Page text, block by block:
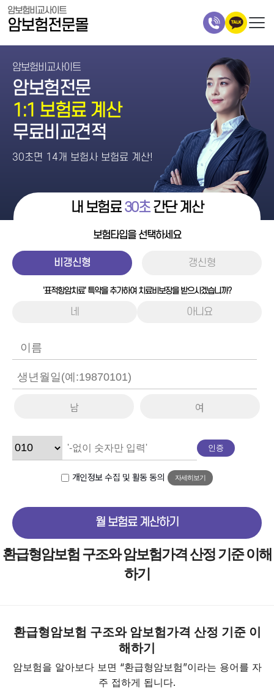
암보험비교사이트
암보험전문몰
암보험비교사이트
암보험전문
1:1 보험료 계산
무료비교견적
30초면 14개 보험사 보험료 계산!
내 보험료30초간단 계산
보험타입을 선택하세요
비갱신형 갱신형
'표적항암치료' 특약을 추가하여 치료비보장을 받으시겠습니까?
네 아니요
남 여
인증
개인정보 수집 및 활동 동의 자세히보기
월 보험료 계산하기
환급형암보험 구조와 암보험가격 산정 기준 이해
하기
환급형암보험 구조와 암보험가격 산정 기준 이
해하기
암보험을 알아보다 보면 “환급형암보험”이라는 용어를 자
주 접하게 됩니다.